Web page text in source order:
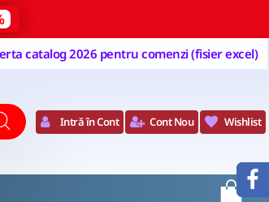
catalog 2026 pentru comenzi (fisier excel)
Intră în Cont Cont Nou Wishlist
0